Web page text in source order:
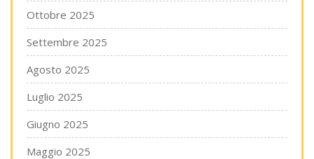
Ottobre 2025
Settembre 2025
Agosto 2025
Luglio 2025
Giugno 2025
Maggio 2025